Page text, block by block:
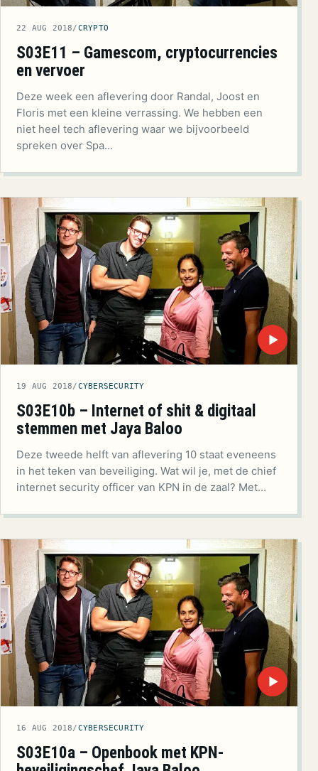
22 AUG 2018/CRYPTO
S03E11 – Gamescom, cryptocurrencies
en vervoer
Deze week een aflevering door Randal, Joost en
Floris met een kleine verrassing. We hebben een
niet heel tech aflevering waar we bijvoorbeeld
spreken over Spa…
▶
19 AUG 2018/CYBERSECURITY
S03E10b – Internet of shit & digitaal
stemmen met Jaya Baloo
Deze tweede helft van aflevering 10 staat eveneens
in het teken van beveiliging. Wat wil je, met de chief
internet security officer van KPN in de zaal? Met…
▶
16 AUG 2018/CYBERSECURITY
S03E10a – Openbook met KPN-